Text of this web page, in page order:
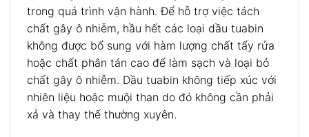
trong quá trình vận hành. Để hỗ trợ việc tách
chất gây ô nhiễm, hầu hết các loại dầu tuabin
không được bổ sung với hàm lượng chất tẩy rửa
hoặc chất phân tán cao để làm sạch và loại bỏ
chất gây ô nhiễm. Dầu tuabin không tiếp xúc với
nhiên liệu hoặc muội than do đó không cần phải
xả và thay thế thường xuyên.